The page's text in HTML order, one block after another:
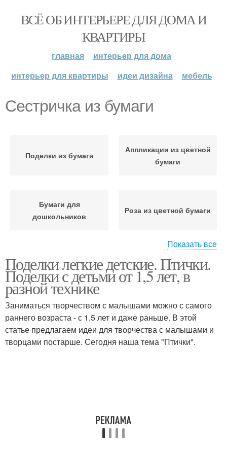
ВСЁ ОБ ИНТЕРЬЕРЕ ДЛЯ ДОМА И
КВАРТИРЫ
главная
интерьер для дома
интерьер для квартиры
идеи дизайна мебель
Сестричка из бумаги
Поделки из бумаги
Аппликации из цветной
бумаги
Бумаги для
дошкольников
Роза из цветной бумаги
Зайчик из бумаги Рыбка из бумаги
Показать все
Поделки легкие детские. Птички.
Поделки с детьми от 1,5 лет, в
разной технике
Заниматься творчеством с малышами можно с самого
раннего возраста - с 1,5 лет и даже раньше. В этой
статье предлагаем идеи для творчества с малышами и
творцами постарше. Сегодня наша тема "Птички".